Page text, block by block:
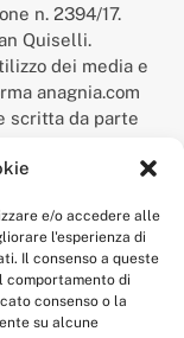
e/o accedere alle
l'esperienza di
Il consenso a queste
comportamento di
consenso o la
su alcune
n. 2394/17.
Quiselli.
dei media e
anagnia.com
scritta da parte
l’Ufficio Italiano
9 febbraio 2017.